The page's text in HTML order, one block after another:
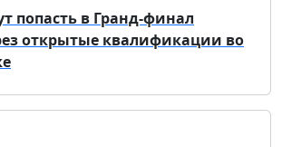
попасть в Гранд-финал
открытые квалификации во